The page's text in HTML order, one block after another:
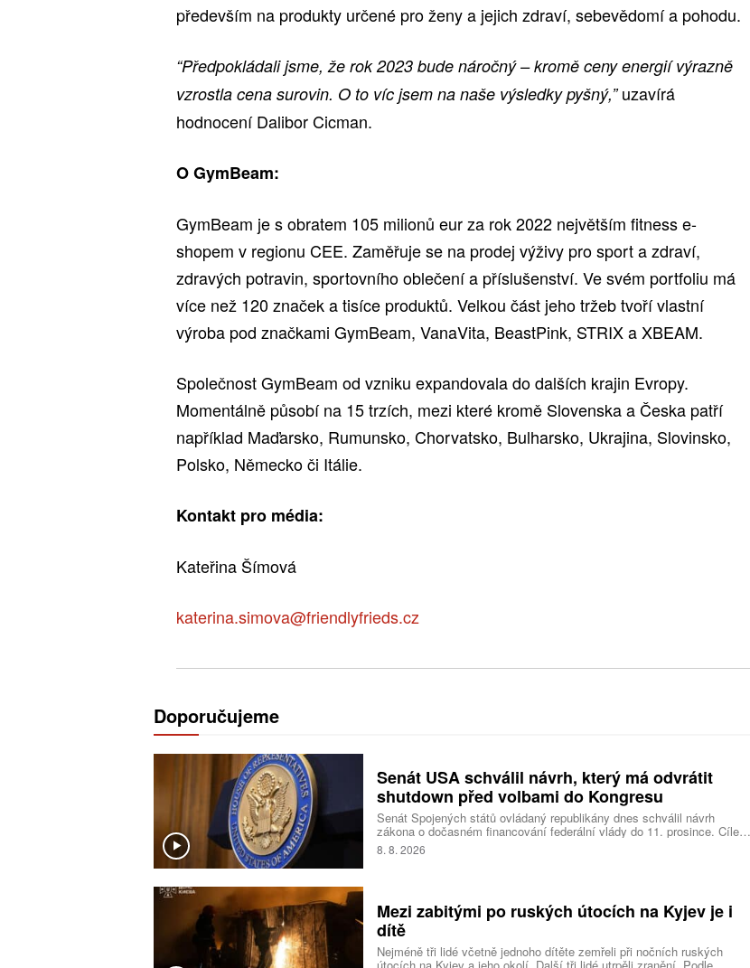
především na produkty určené pro ženy a jejich zdraví, sebevědomí a pohodu.
“Předpokládali jsme, že rok 2023 bude náročný – kromě ceny energií výrazně
vzrostla cena surovin. O to víc jsem na naše výsledky pyšný,”uzavírá
hodnocení Dalibor Cicman.
O GymBeam:
GymBeam je s obratem 105 milionů eur za rok 2022 největším fitness e-
shopem v regionu CEE. Zaměřuje se na prodej výživy pro sport a zdraví,
zdravých potravin, sportovního oblečení a příslušenství. Ve svém portfoliu má
více než 120 značek a tisíce produktů. Velkou část jeho tržeb tvoří vlastní
výroba pod značkami GymBeam, VanaVita, BeastPink, STRIX a XBEAM.
Společnost GymBeam od vzniku expandovala do dalších krajin Evropy.
Momentálně působí na 15 trzích, mezi které kromě Slovenska a Česka patří
například Maďarsko, Rumunsko, Chorvatsko, Bulharsko, Ukrajina, Slovinsko,
Polsko, Německo či Itálie.
Kontakt pro média:
Kateřina Šímová
katerina.simova@friendlyfrieds.cz
Doporučujeme
Senát USA schválil návrh, který má odvrátit
shutdown před volbami do Kongresu
Senát Spojených států ovládaný republikány dnes schválil návrh
zákona o dočasném financování federální vlády do 11. prosince. Cílem
opatření je předejít před listopadovými volbami do Kongresu
takzvanému shutdownu, tedy omezení chodu vlády v důsledku
8. 8. 2026
Mezi zabitými po ruských útocích na Kyjev je i
dítě
Nejméně tři lidé včetně jednoho dítěte zemřeli při nočních ruských